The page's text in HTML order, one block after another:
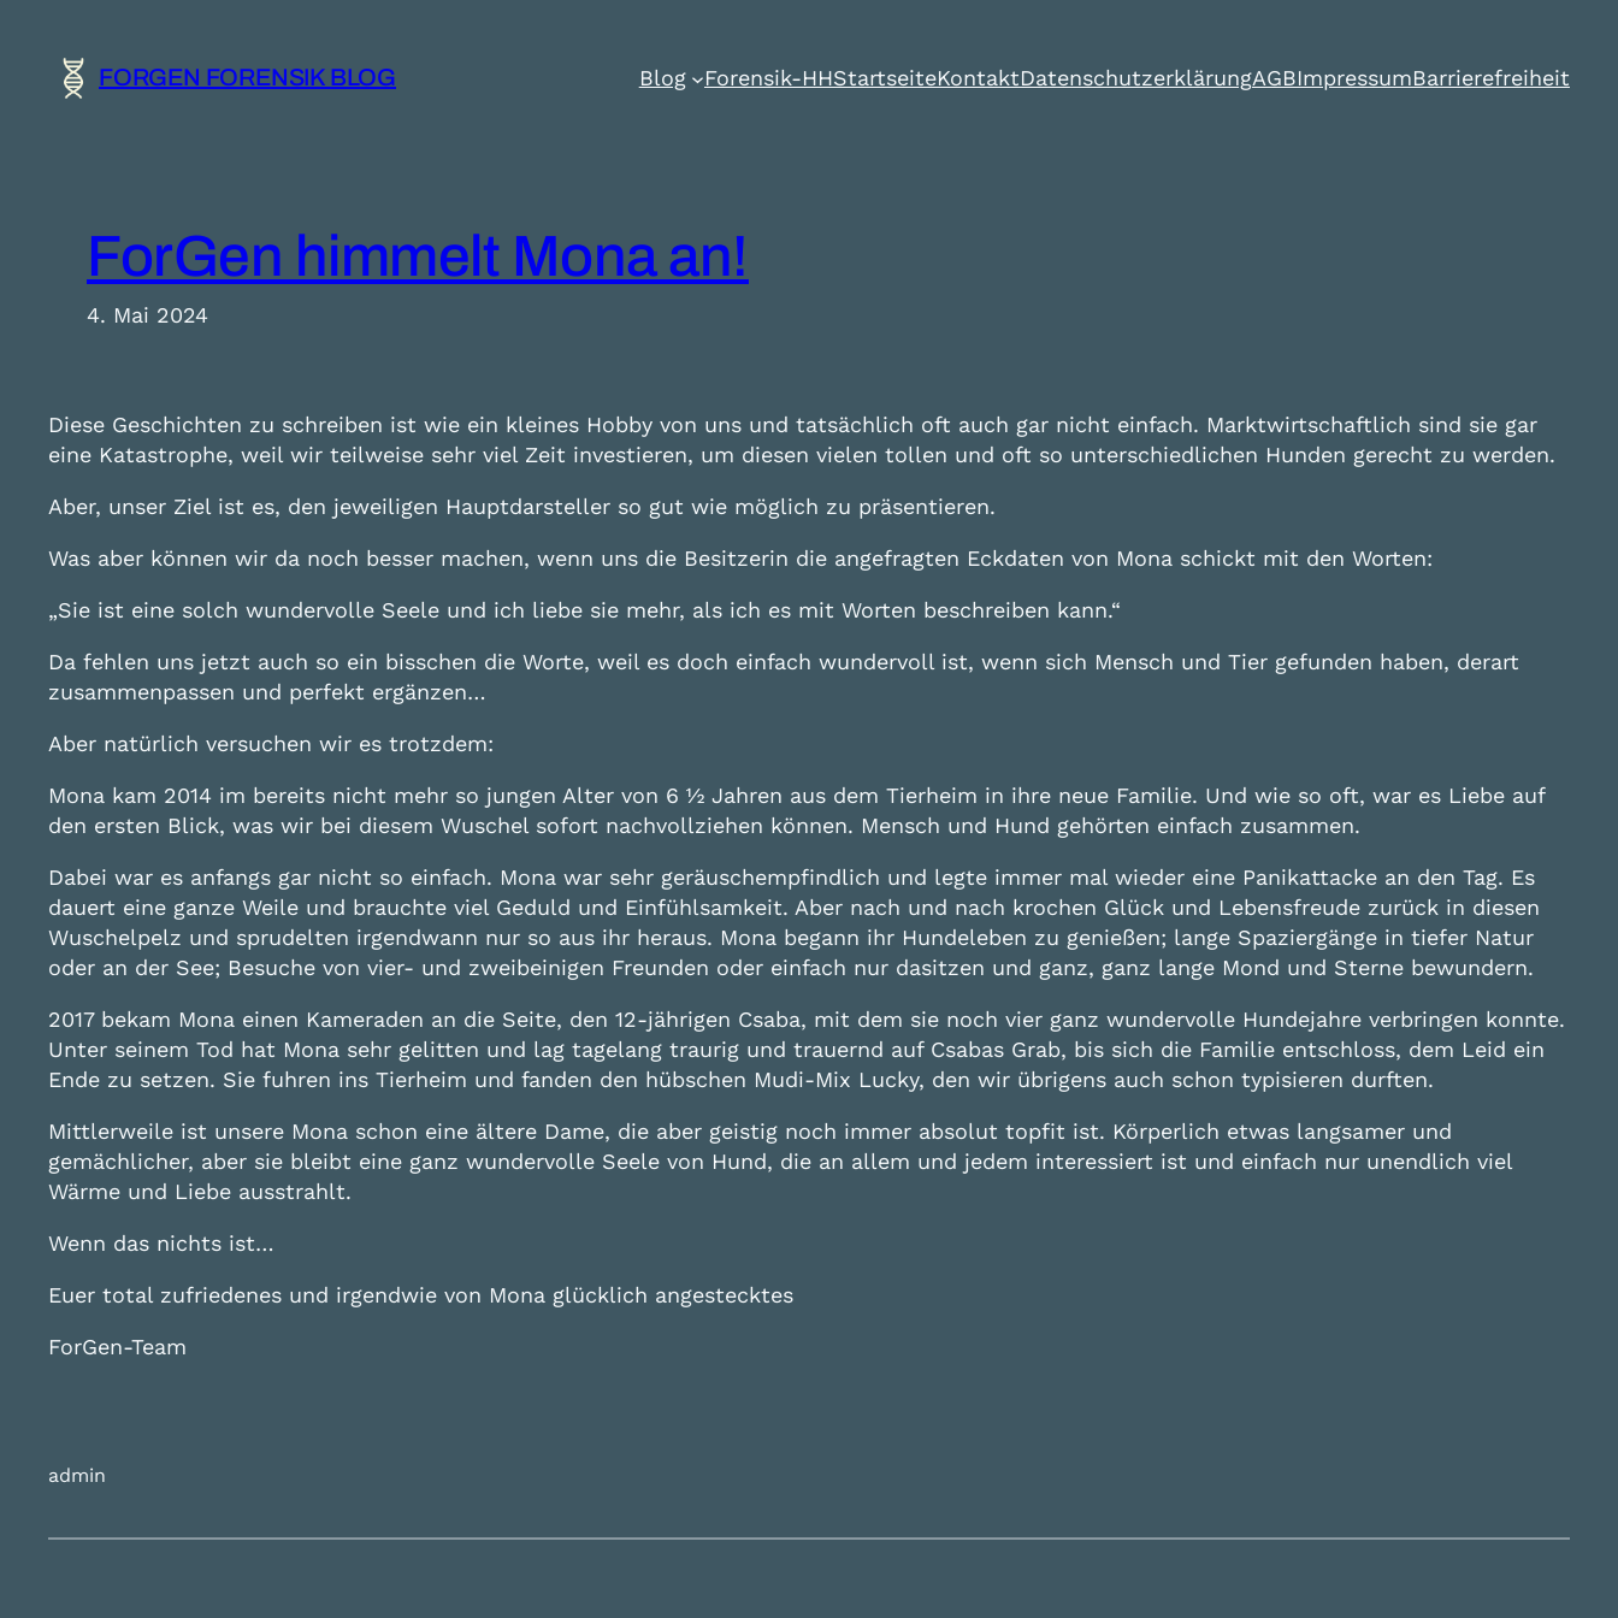
Inhalt
springen FORGEN FORENSIK BLOG Blog Forensik-HHStartseiteKontaktDatenschutzerklärungAGBImpressumBarrierefreiheit
ForGen himmelt Mona an!
4. Mai 2024
Diese Geschichten zu schreiben ist wie ein kleines Hobby von uns und tatsächlich oft auch gar nicht einfach. Marktwirtschaftlich sind sie gar
eine Katastrophe, weil wir teilweise sehr viel Zeit investieren, um diesen vielen tollen und oft so unterschiedlichen Hunden gerecht zu werden.
Aber, unser Ziel ist es, den jeweiligen Hauptdarsteller so gut wie möglich zu präsentieren.
Was aber können wir da noch besser machen, wenn uns die Besitzerin die angefragten Eckdaten von Mona schickt mit den Worten:
„Sie ist eine solch wundervolle Seele und ich liebe sie mehr, als ich es mit Worten beschreiben kann.“
Da fehlen uns jetzt auch so ein bisschen die Worte, weil es doch einfach wundervoll ist, wenn sich Mensch und Tier gefunden haben, derart
zusammenpassen und perfekt ergänzen…
Aber natürlich versuchen wir es trotzdem:
Mona kam 2014 im bereits nicht mehr so jungen Alter von 6 ½ Jahren aus dem Tierheim in ihre neue Familie. Und wie so oft, war es Liebe auf
den ersten Blick, was wir bei diesem Wuschel sofort nachvollziehen können. Mensch und Hund gehörten einfach zusammen.
Dabei war es anfangs gar nicht so einfach. Mona war sehr geräuschempfindlich und legte immer mal wieder eine Panikattacke an den Tag. Es
dauert eine ganze Weile und brauchte viel Geduld und Einfühlsamkeit. Aber nach und nach krochen Glück und Lebensfreude zurück in diesen
Wuschelpelz und sprudelten irgendwann nur so aus ihr heraus. Mona begann ihr Hundeleben zu genießen; lange Spaziergänge in tiefer Natur
oder an der See; Besuche von vier- und zweibeinigen Freunden oder einfach nur dasitzen und ganz, ganz lange Mond und Sterne bewundern.
2017 bekam Mona einen Kameraden an die Seite, den 12-jährigen Csaba, mit dem sie noch vier ganz wundervolle Hundejahre verbringen konnte.
Unter seinem Tod hat Mona sehr gelitten und lag tagelang traurig und trauernd auf Csabas Grab, bis sich die Familie entschloss, dem Leid ein
Ende zu setzen. Sie fuhren ins Tierheim und fanden den hübschen Mudi-Mix Lucky, den wir übrigens auch schon typisieren durften.
Mittlerweile ist unsere Mona schon eine ältere Dame, die aber geistig noch immer absolut topfit ist. Körperlich etwas langsamer und
gemächlicher, aber sie bleibt eine ganz wundervolle Seele von Hund, die an allem und jedem interessiert ist und einfach nur unendlich viel
Wärme und Liebe ausstrahlt.
Wenn das nichts ist…
Euer total zufriedenes und irgendwie von Mona glücklich angestecktes
ForGen-Team
admin